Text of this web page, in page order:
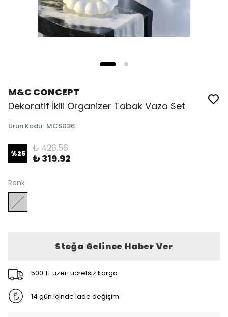
M&C CONCEPT
Dekoratif İkili Organizer Tabak Vazo Set
Ürün Kodu: MCS036
%25 ₺ 426.56
₺ 319.92
Renk
Stoğa Gelince Haber Ver
500 TL üzeri ücretsiz kargo
14 gün içinde iade değişim